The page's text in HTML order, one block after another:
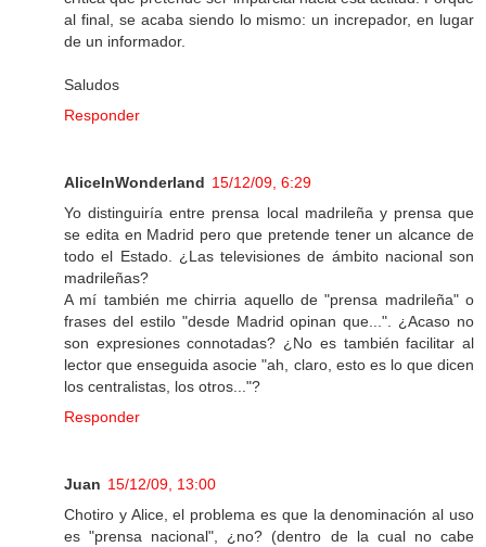
al final, se acaba siendo lo mismo: un increpador, en lugar
de un informador.
Saludos
Responder
AliceInWonderland 15/12/09, 6:29
Yo distinguiría entre prensa local madrileña y prensa que
se edita en Madrid pero que pretende tener un alcance de
todo el Estado. ¿Las televisiones de ámbito nacional son
madrileñas?
A mí también me chirria aquello de "prensa madrileña" o
frases del estilo "desde Madrid opinan que...". ¿Acaso no
son expresiones connotadas? ¿No es también facilitar al
lector que enseguida asocie "ah, claro, esto es lo que dicen
los centralistas, los otros..."?
Responder
Juan 15/12/09, 13:00
Chotiro y Alice, el problema es que la denominación al uso
es "prensa nacional", ¿no? (dentro de la cual no cabe